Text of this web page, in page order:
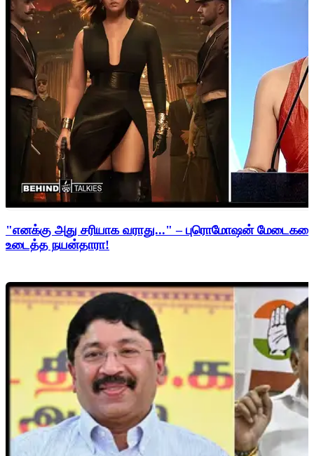
"எனக்கு அது சரியாக வராது..." – புரொமோஷன்
உடைத்த நயன்தாரா!